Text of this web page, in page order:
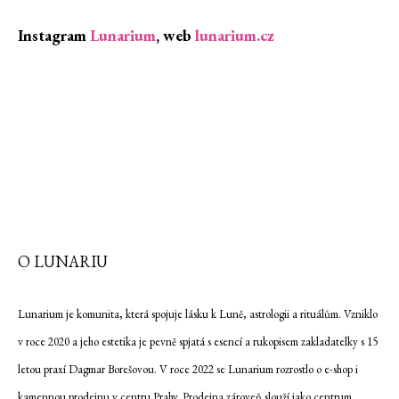
InstagramLunarium, web lunarium.cz
O LUNARIU
Lunarium je komunita, která spojuje lásku k Luně, astrologii a rituálům. Vzniklo
v roce 2020 a jeho estetika je pevně spjatá s esencí a rukopisem zakladatelky s 15
letou praxí Dagmar Borešovou. V roce 2022 se Lunarium rozrostlo o e-shop i